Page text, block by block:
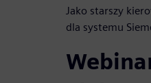
Jako starszy
dla systemu